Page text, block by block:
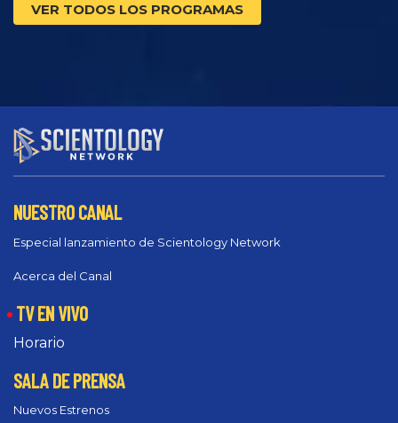
VER TODOS LOS PROGRAMAS
NUESTRO CANAL
Especial lanzamiento de Scientology Network
Acerca del Canal
TV EN VIVO
Horario
SALA DE PRENSA
Nuevos Estrenos